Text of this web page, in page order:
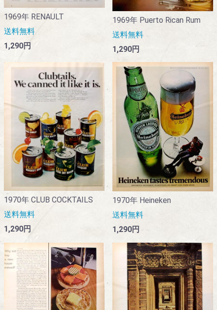
1969年 RENAULT
送料無料
1,290円
1969年 Puerto Rican Rum
送料無料
1,290円
1970年 CLUB COCKTAILS
送料無料
1,290円
1970年 Heineken
送料無料
1,290円